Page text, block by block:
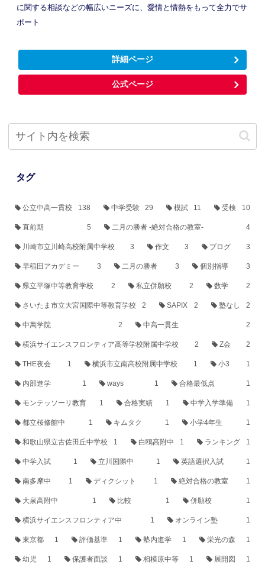
に関する相談などの幅広いニーズに、愛情と情熱をもって全力でサ
ポート
詳細ページ
公式ページ
タグ
公立中高一貫校 138 中学受験 29 模試 11 受検 10
直前期 5 二月の勝者 -絶対合格の教室- 4
川崎市立川崎高校附属中学校 3 作文 3 ブログ 3
早稲田アカデミー 3 二月の勝者 3 個別指導 3
県立平塚中等教育学校 2 私立併願校 2 数学 2
さいたま市立大宮国際中等教育学校 2 SAPIX 2 塾なし 2
中萬学院 2 中高一貫生 2
横浜サイエンスフロンティア高等学校附属中学校 2 Z会 2
THE夜会 1 横浜市立南高校附属中学校 1 小3 1
内部進学 1 ways 1 合格最低点 1
モンテッソーリ教育 1 合格実績 1 中学入学準備 1
都立桜修館中 1 キムタク 1 小学4年生 1
和歌山県立古佐田丘中学校 1 白鴎高附中 1 ランキング 1
中学入試 1 立川国際中 1 英語選択入試 1
南多摩中 1 ディクシット 1 絶対合格の教室 1
大泉高附中 1 比較 1 併願校 1
横浜サイエンスフロンティア中 1 オンライン塾 1
東京都 1 評価基準 1 塾内進学 1 栄光の森 1
幼児 1 保護者面談 1 相模原中等 1 展開図 1